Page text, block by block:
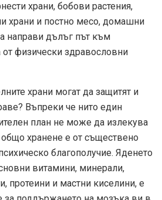
храни, бобови растения,
храни и постно месо, домашни
направи дълъг път към
физически здравословни
храни могат да защитят и
Въпреки че нито един
план не може да излекува
хранене е от съществено
благополучие. Яденето
витамини, минерали,
протеини и мастни киселини, е